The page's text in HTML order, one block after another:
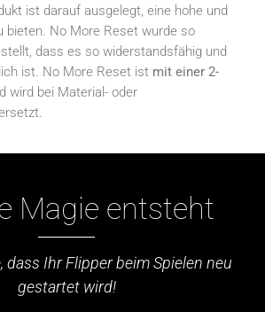
ist darauf ausgelegt, eine hohe und
bieten. No More Reset wurde so
dass es so widerstandsfähig und
ist. No More Reset ist mit einer 2-
wird bei Material- oder
Magie entsteht
dass Ihr Flipper beim Spielen neu
gestartet wird!